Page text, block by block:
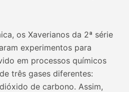
os Xaverianos da 2ª série
experimentos para
em processos químicos
três gases diferentes:
de carbono. Assim,